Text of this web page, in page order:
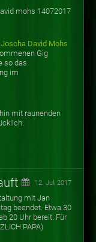
Joscha David Mohs
Gig
so das
im
mit raunenden
12. Juli 2017
mit Jan
beendet. Etwa 30
20 Uhr bereit. Für
PAPA)